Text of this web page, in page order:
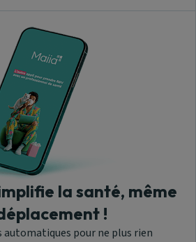
la santé, même
!
automatiques pour ne plus rien